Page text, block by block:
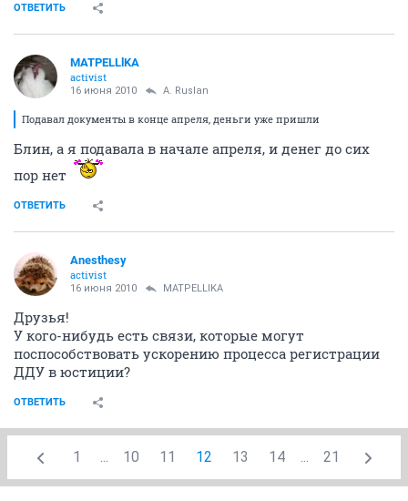
ОТВЕТИТЬ
MATPELLlKA
activist
16 июня 2010 A. Ruslan
Подавал документы в конце апреля, деньги уже пришли
Блин, а я подавала в начале апреля, и денег до сих
пор нет
ОТВЕТИТЬ
Anesthesy
activist
16 июня 2010 MATPELLlKA
Друзья!
У кого-нибудь есть связи, которые могут
поспособствовать ускорению процесса регистрации
ДДУ в юстиции?
ОТВЕТИТЬ
1 ... 10 11 12 13 14 ... 21